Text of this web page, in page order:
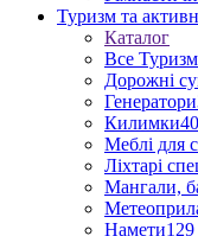
Туризм та
Каталог
Все
Дорожні
Генератори
Килимки40
Меблі для
Ліхтарі
Мангали,
Намети129